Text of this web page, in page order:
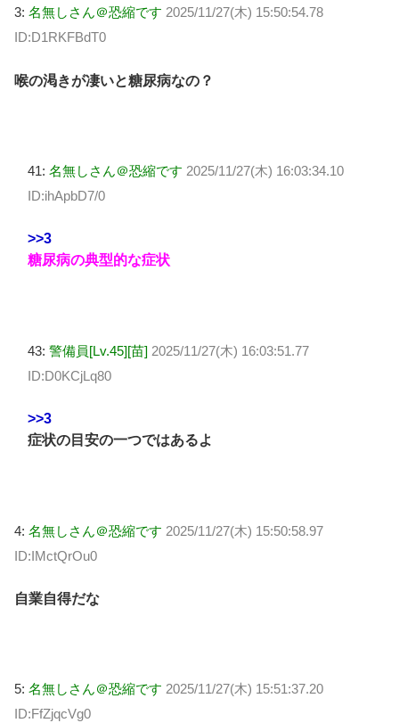
3: 名無しさん＠恐縮です 2025/11/27(木) 15:50:54.78
ID:D1RKFBdT0
喉の渇きが凄いと糖尿病なの？
41: 名無しさん＠恐縮です 2025/11/27(木) 16:03:34.10
ID:ihApbD7/0
>>3
糖尿病の典型的な症状
43: 警備員[Lv.45][苗] 2025/11/27(木) 16:03:51.77
ID:D0KCjLq80
>>3
症状の目安の一つではあるよ
4: 名無しさん＠恐縮です 2025/11/27(木) 15:50:58.97
ID:IMctQrOu0
自業自得だな
5: 名無しさん＠恐縮です 2025/11/27(木) 15:51:37.20
ID:FfZjqcVg0